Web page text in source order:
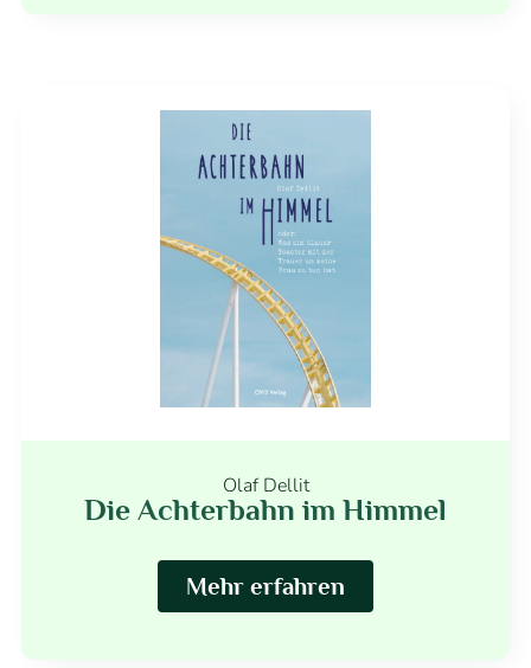
Olaf Dellit
Die Achterbahn im Himmel
Mehr erfahren